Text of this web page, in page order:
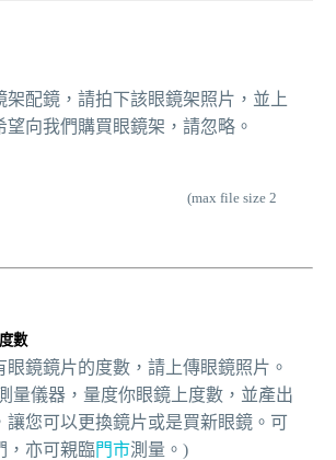
架配鏡，請拍下該眼鏡架照片，並上
望向我們購買眼鏡架，請忽略。
(max file size 2
數
眼鏡鏡片的度數，請上傳眼鏡照片。
量儀器，量度你眼鏡上度數，並產出
讓您可以更換鏡片或是買新眼鏡。可
，亦可親臨門市測量。)